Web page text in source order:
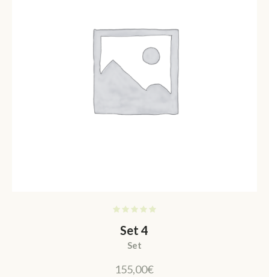
Set 4
Set
155,00€